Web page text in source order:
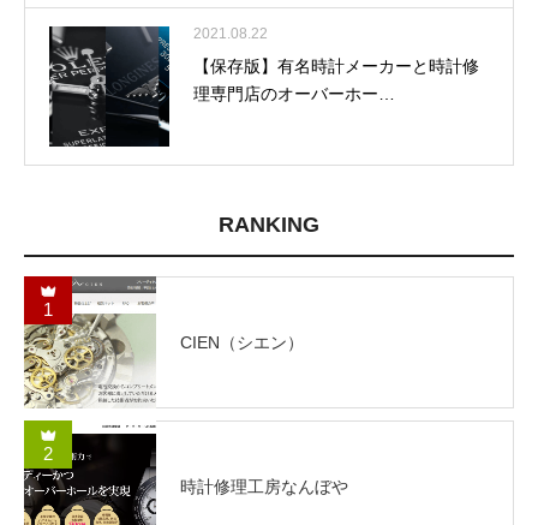
2021.08.22
【保存版】有名時計メーカーと時計修
理専門店のオーバーホー…
RANKING
1
CIEN（シエン）
2
時計修理工房なんぼや